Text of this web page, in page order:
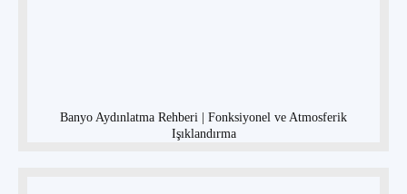
Banyo Aydınlatma Rehberi | Fonksiyonel ve Atmosferik
Işıklandırma